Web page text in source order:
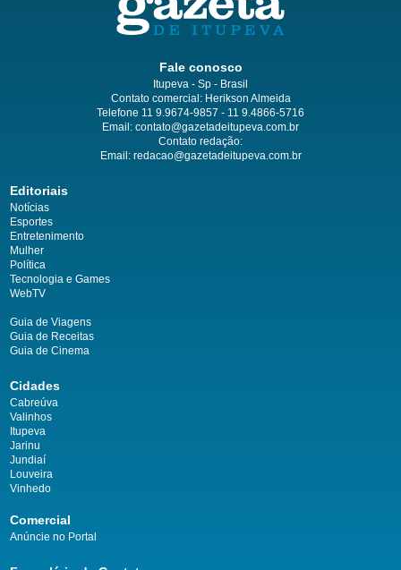
Fale conosco
Itupeva - Sp - Brasil
Contato comercial: Herikson Almeida
Telefone 11 9.9674-9857 - 11 9.4866-5716
Email: contato@gazetadeitupeva.com.br
Contato redação:
Email: redacao@gazetadeitupeva.com.br
Editoriais
Notícias
Esportes
Entretenimento
Mulher
Política
Tecnologia e Games
WebTV
Guia de Viagens
Guia de Receitas
Guia de Cinema
Cidades
Cabreúva
Valinhos
Itupeva
Jarinu
Jundiaí
Louveira
Vinhedo
Comercial
Anúncie no Portal